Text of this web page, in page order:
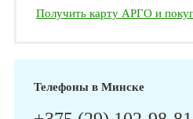
Получить карту АРГО и
Телефоны в Минске